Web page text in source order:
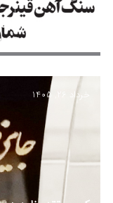
مزایده جهت
و بهره‌برداری از
خرداد 26, 1405